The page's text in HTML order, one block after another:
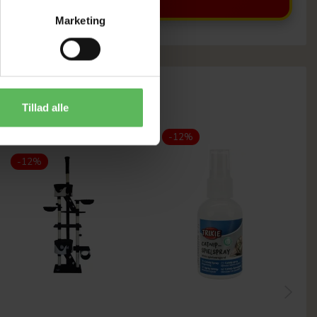
Marketing
Tillad alle
-12%
-12%